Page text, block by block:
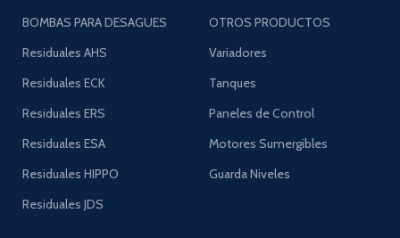
BOMBAS PARA DESAGUES
Residuales AHS
Residuales ECK
Residuales ERS
Residuales ESA
Residuales HIPPO
Residuales JDS
OTROS PRODUCTOS
Variadores
Tanques
Paneles de Control
Motores Sumergibles
Guarda Niveles